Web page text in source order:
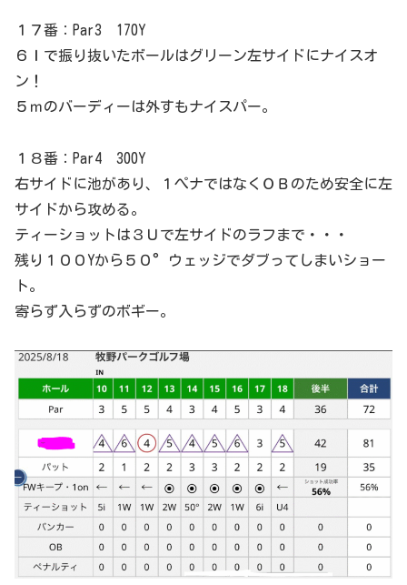
１７番：Par3 170Y
６Ｉで振り抜いたボールはグリーン左サイドにナイスオ
ン！
５ｍのバーディーは外すもナイスパー。
１８番：Par4 300Y
右サイドに池があり、１ぺナではなくＯＢのため安全に左
サイドから攻める。
ティーショットは３Ｕで左サイドのラフまで・・・
残り１００Yから５０°ウェッジでダブってしまいショー
ト。
寄らず入らずのボギー。